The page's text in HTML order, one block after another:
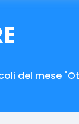
del mese